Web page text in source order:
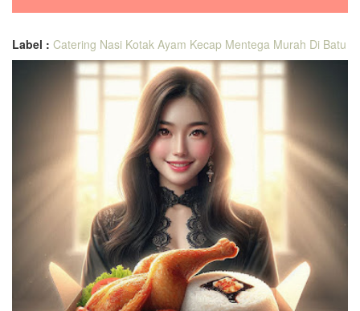
Label : Catering Nasi Kotak Ayam Kecap Mentega Murah Di Batu